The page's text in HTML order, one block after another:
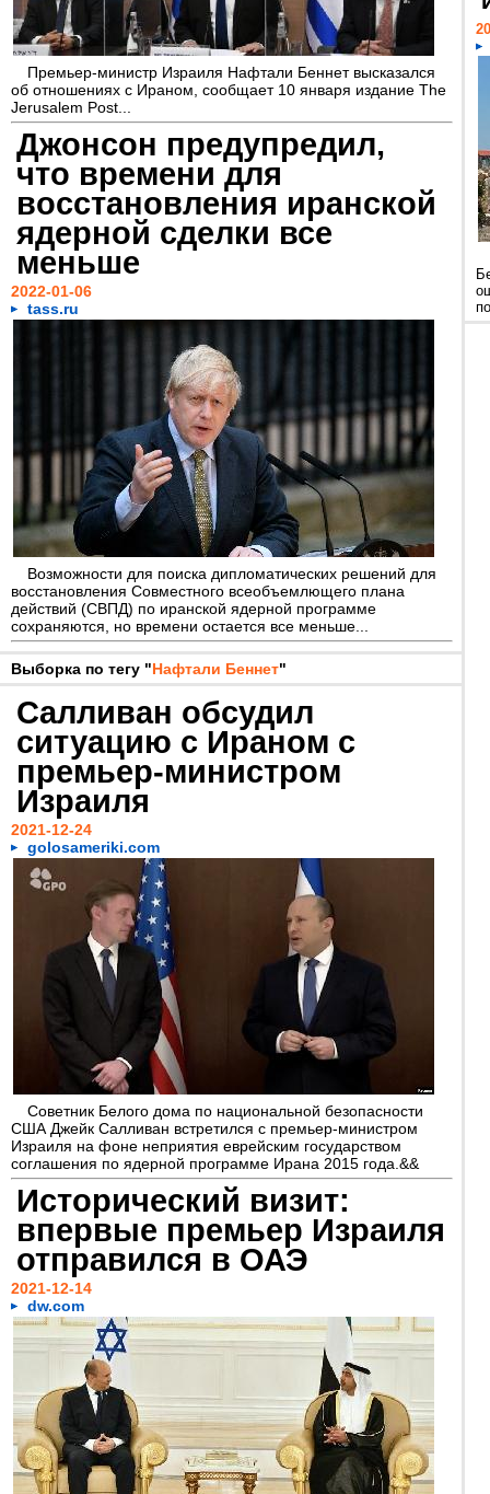
Премьер-министр Израиля Нафтали Беннет высказался
об отношениях с Ираном, сообщает 10 января издание The
Jerusalem Post...
Джонсон предупредил,
что времени для
восстановления иранской
ядерной сделки все
меньше
2022-01-06
tass.ru
Возможности для поиска дипломатических решений для
восстановления Совместного всеобъемлющего плана
действий (СВПД) по иранской ядерной программе
сохраняются, но времени остается все меньше...
Выборка по тегу "Нафтали Беннет"
Салливан обсудил
ситуацию с Ираном с
премьер-министром
Израиля
2021-12-24
golosameriki.com
Советник Белого дома по национальной безопасности
США Джейк Салливан встретился с премьер-министром
Израиля на фоне неприятия еврейским государством
соглашения по ядерной программе Ирана 2015 года.&&
Исторический визит:
впервые премьер Израиля
отправился в ОАЭ
2021-12-14
dw.com